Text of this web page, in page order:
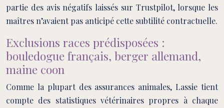
partie des avis négatifs laissés sur Trustpilot, lorsque les
maîtres n’avaient pas anticipé cette subtilité contractuelle.
Exclusions races prédisposées :
bouledogue français, berger allemand,
maine coon
Comme la plupart des assurances animales, Lassie tient
compte des statistiques vétérinaires propres à chaque